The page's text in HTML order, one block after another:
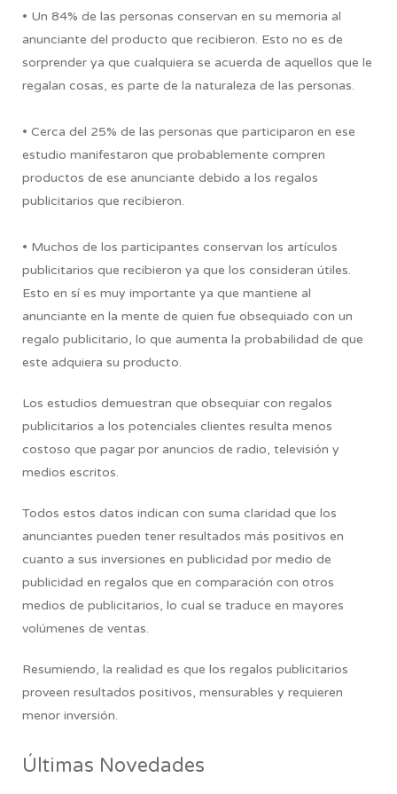
• Un 84% de las personas conservan en su memoria al
anunciante del producto que recibieron. Esto no es de
sorprender ya que cualquiera se acuerda de aquellos que le
regalan cosas, es parte de la naturaleza de las personas.
• Cerca del 25% de las personas que participaron en ese
estudio manifestaron que probablemente compren
productos de ese anunciante debido a los regalos
publicitarios que recibieron.
• Muchos de los participantes conservan los artículos
publicitarios que recibieron ya que los consideran útiles.
Esto en sí es muy importante ya que mantiene al
anunciante en la mente de quien fue obsequiado con un
regalo publicitario, lo que aumenta la probabilidad de que
este adquiera su producto.
Los estudios demuestran que obsequiar con regalos
publicitarios a los potenciales clientes resulta menos
costoso que pagar por anuncios de radio, televisión y
medios escritos.
Todos estos datos indican con suma claridad que los
anunciantes pueden tener resultados más positivos en
cuanto a sus inversiones en publicidad por medio de
publicidad en regalos que en comparación con otros
medios de publicitarios, lo cual se traduce en mayores
volúmenes de ventas.
Resumiendo, la realidad es que los regalos publicitarios
proveen resultados positivos, mensurables y requieren
menor inversión.
Últimas Novedades